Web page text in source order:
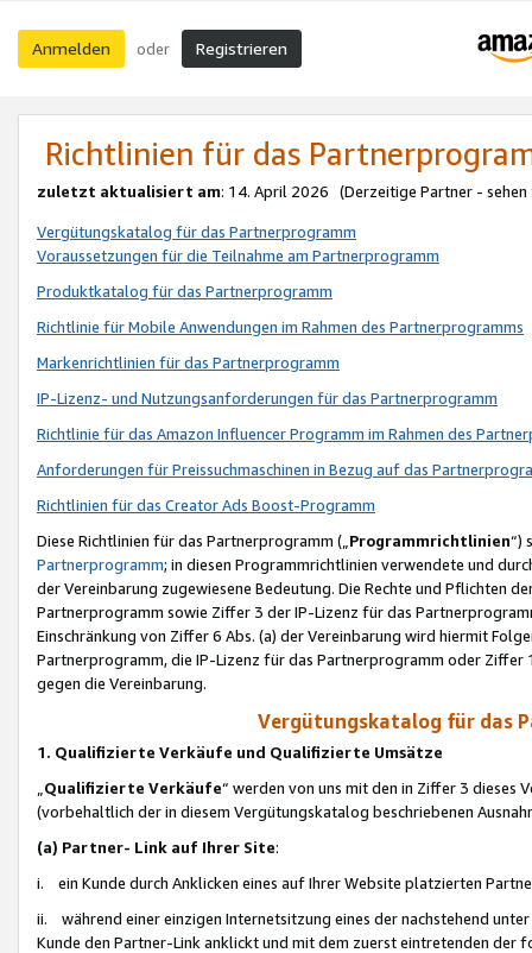
Anmelden oder Registrieren
Richtlinien für das
zuletzt aktualisiert am: 14. April 2026 (Derzeitige Partner - sehen
Vergütungskatalog für das Partnerprogramm
Voraussetzungen für die Teilnahme am Partnerprogramm
Produktkatalog für das Partnerprogramm
Richtlinie für Mobile Anwendungen im Rahmen des Partnerprogramms
Markenrichtlinien für das Partnerprogramm
IP-Lizenz- und Nutzungsanforderungen für das Partnerprogramm
Richtlinie für das Amazon Influencer Programm im Rahmen des
Anforderungen für Preissuchmaschinen in Bezug auf das
Richtlinien für das Creator Ads Boost-Programm
Diese Richtlinien für das Partnerprogramm („Programmrichtlinien“)
Partnerprogramm; in diesen Programmrichtlinien verwendete und
der Vereinbarung zugewiesene Bedeutung. Die Rechte und Pflichten
Partnerprogramm sowie Ziffer 3 der IP-Lizenz für das
Einschränkung von Ziffer 6 Abs. (a) der Vereinbarung wird hiermit
Partnerprogramm, die IP-Lizenz für das Partnerprogramm oder
gegen die Vereinbarung.
Vergütungskatalog für das
1. Qualifizierte Verkäufe und Qualifizierte Umsätze
Qualifizierte Verkäufe“ werden von uns mit den in Ziffer 3
(vorbehaltlich der in diesem Vergütungskatalog beschriebenen
(a) Partner- Link auf Ihrer Site:
i. ein Kunde durch Anklicken eines auf Ihrer Website platzierten
ii. während einer einzigen Internetsitzung eines der nachstehend
Kunde den Partner-Link anklickt und mit dem zuerst eintretenden der